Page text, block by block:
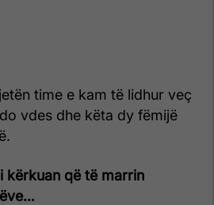
time e kam të lidhur veç
vdes dhe këta dy fëmijë
kërkuan që të marrin